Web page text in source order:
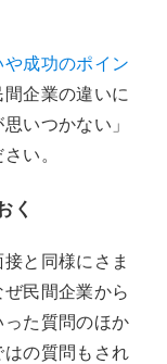
成功のポイン
間企業の違いに
いつかない」
い。
く
と同様にさま
民間企業から
た質問のほか
の質問もされ